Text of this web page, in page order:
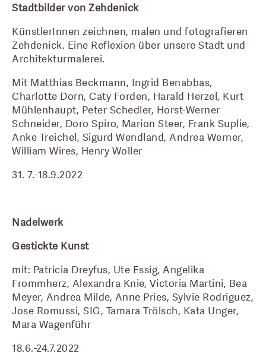
Stadtbilder von Zehdenick
KünstlerInnen zeichnen, malen und fotografieren
Zehdenick. Eine Reflexion über unsere Stadt und
Architekturmalerei.
Mit Matthias Beckmann, Ingrid Benabbas,
Charlotte Dorn, Caty Forden, Harald Herzel, Kurt
Mühlenhaupt, Peter Schedler, Horst-Werner
Schneider, Doro Spiro, Marion Steer, Frank Suplie,
Anke Treichel, Sigurd Wendland, Andrea Werner,
William Wires, Henry Woller
31. 7.-18.9.2022
Nadelwerk
Gestickte Kunst
mit: Patricia Dreyfus, Ute Essig, Angelika
Frommherz, Alexandra Knie, Victoria Martini, Bea
Meyer, Andrea Milde, Anne Pries, Sylvie Rodriguez,
Jose Romussi, SIG, Tamara Trölsch, Kata Unger,
Mara Wagenführ
18.6.-24.7.2022